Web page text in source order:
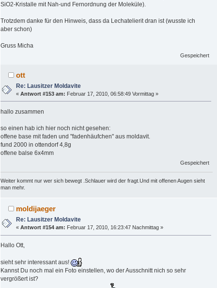
SiO2-Kristalle mit Nah-und Fernordnung der Moleküle).
Trotzdem danke für den Hinweis, dass da Lechatelierit dran ist (wusste ich
aber schon)
Gruss Micha
Gespeichert
ott
Re: Lausitzer Moldavite
«Antwort #153 am: Februar 17, 2010, 06:58:49 Vormittag »
hallo zusammen
so einen hab ich hier noch nicht gesehen:
offene base mit faden und "fadenhäufchen" aus moldavit.
fund 2000 in ottendorf 4,8g
offene balse 6x4mm
Gespeichert
Weiter kommt nur wer sich bewegt .Schlauer wird der fragt.Und mit offenen Augen sieht
man mehr.
moldijaeger
Re: Lausitzer Moldavite
«Antwort #154 am: Februar 17, 2010, 16:23:47 Nachmittag »
Hallo Ott,
sieht sehr interessant aus!
Kannst Du noch mal ein Foto einstellen, wo der Ausschnitt nich so sehr
vergrößert ist?